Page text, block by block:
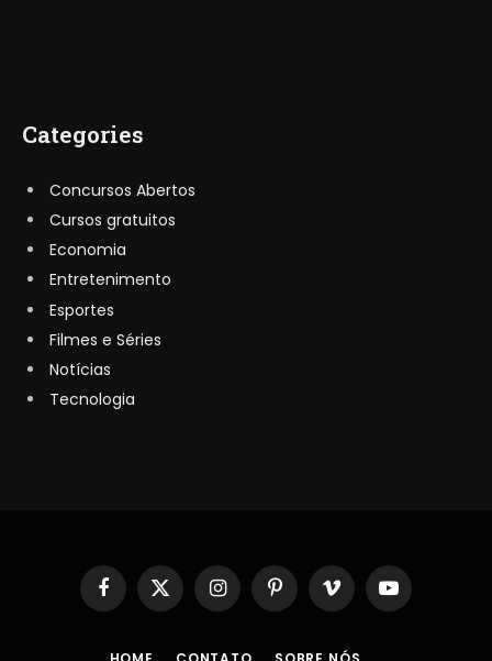
Categories
Concursos Abertos
Cursos gratuitos
Economia
Entretenimento
Esportes
Filmes e Séries
Notícias
Tecnologia
Facebook
X
(Twitter)
InstagramPinterestVimeo YouTube